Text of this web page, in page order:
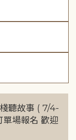
棧聽故事 ( 7/4-
單場報名 歡迎